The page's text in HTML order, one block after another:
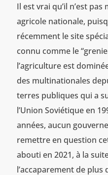
Il est vrai qu’il n’est
agricole nationale,
récemment le site
connu comme le
l’agriculture est
des multinationales
terres publiques qui a
l’Union Soviétique en
années, aucun
remettre en question
abouti en 2021, à la
l’accaparement de